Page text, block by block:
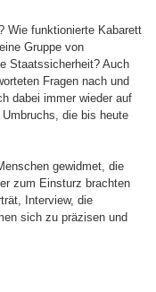
Wie funktionierte Kabarett
Gruppe von
Staatssicherheit? Auch
Fragen nach und
dabei immer wieder auf
die bis heute
gewidmet, die
zum Einsturz brachten
Interview, die
sich zu präzisen und